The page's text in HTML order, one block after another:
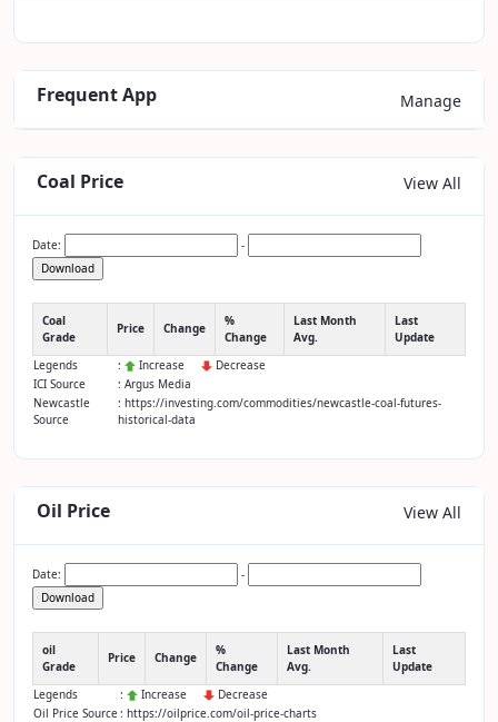
Frequent App Manage
Coal Price View All
Date:
-
Download
Coal
Grade
Price Change
%
Change
Last Month
Avg.
Last
Update
Legends
: Increase
Decrease
ICI Source
: Argus Media
Newcastle
Source
: https://investing.com/commodities/newcastle-coal-futures-
historical-data
Oil Price View All
Date:
-
Download
oil
Grade
Price Change
%
Change
Last Month
Avg.
Last
Update
Legends
: Increase
Decrease
Oil Price Source : https://oilprice.com/oil-price-charts